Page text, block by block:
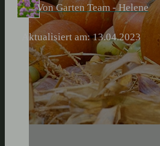
Von Garten Team - Helene
Aktualisiert am: 13.04.2023